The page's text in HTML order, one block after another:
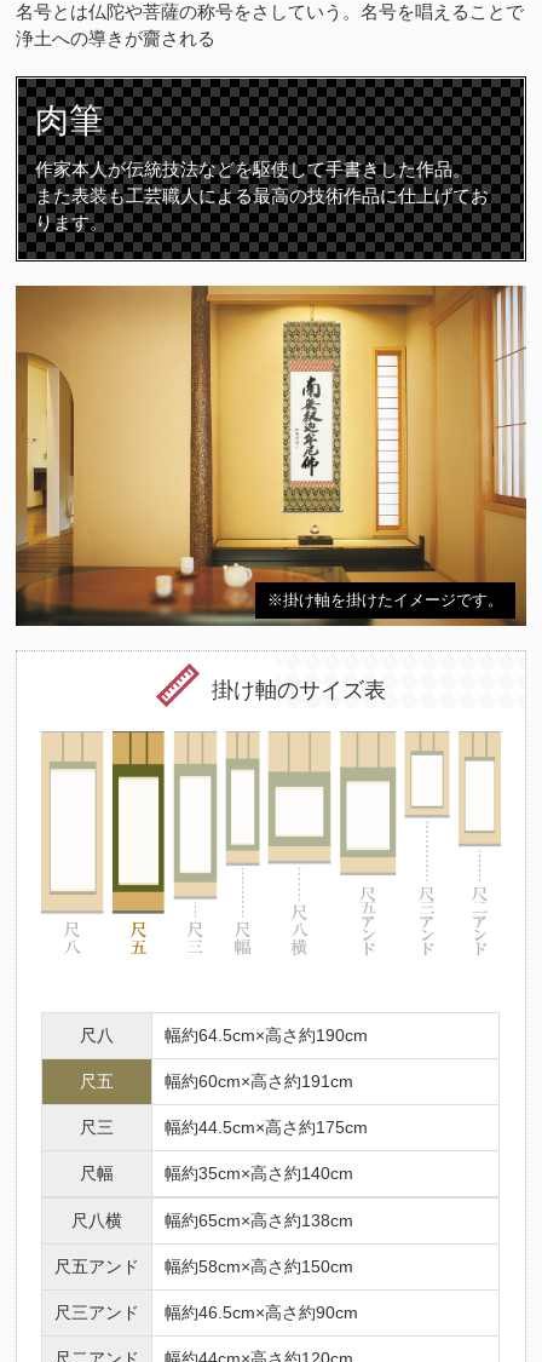
名号とは仏陀や菩薩の称号をさしていう。名号を唱えることで
浄土への導きが齎される
肉筆
作家本人が伝統技法などを駆使して手書きした作品。
また表装も工芸職人による最高の技術作品に仕上げてお
ります。
※掛け軸を掛けたイメージです。
掛け軸のサイズ表
尺八 幅約64.5cm×高さ約190cm
尺五 幅約60cm×高さ約191cm
尺三 幅約44.5cm×高さ約175cm
尺幅 幅約35cm×高さ約140cm
尺八横 幅約65cm×高さ約138cm
尺五アンド 幅約58cm×高さ約150cm
尺三アンド 幅約46.5cm×高さ約90cm
尺二アンド 幅約44cm×高さ約120cm